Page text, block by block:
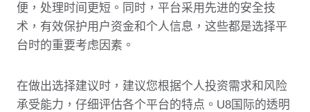
便，处理时间更短。同时，平台采用先进的安全技
术，有效保护用户资金和个人信息，这些都是选择平
台时的重要考虑因素。
在做出选择建议时，建议您根据个人投资需求和风险
承受能力，仔细评估各个平台的特点。U8国际的透明